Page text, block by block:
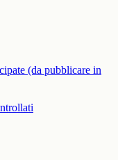
(da pubblicare in